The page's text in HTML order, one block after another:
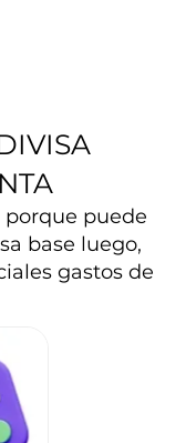
porque puede
base luego,
gastos de